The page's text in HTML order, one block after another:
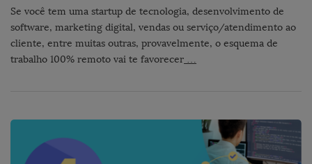
Se você tem uma startup de tecnologia, desenvolvimento de
software, marketing digital, vendas ou serviço/atendimento ao
cliente, entre muitas outras, provavelmente, o esquema de
trabalho 100% remoto vai te favorecer …